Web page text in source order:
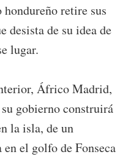
retire sus
desista de su idea de
lugar.
Áfrico Madrid,
gobierno construirá
la isla, de un
el golfo de Fonseca